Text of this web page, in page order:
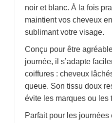
noir et blanc. À la fois
maintient vos cheveux
sublimant votre visage.
Conçu pour être
journée, il s’adapte
coiffures : cheveux
queue. Son tissu doux
évite les marques ou les
Parfait pour les